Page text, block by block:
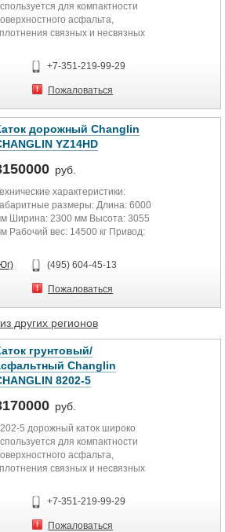
для компактности
асфальта,
связных и несвязных
+7-351-219-99-29
Пожаловаться
дорожный Changlin
YZ14HD
руб.
характеристики:
размеры: Длина: 6000
Ширина: 2300 мм Высота: 3055
Рабочий вес: 14500 кг Привод:
(495) 604-45-13
Пожаловаться
других регионов
грунтовый/
Changlin
8202-5
руб.
5 дорожный каток широко
для компактности
асфальта,
связных и несвязных
слоев из различных материалов.
Машина характеризуется
одиннадцатью колесами
+7-351-219-99-29
Пожаловаться